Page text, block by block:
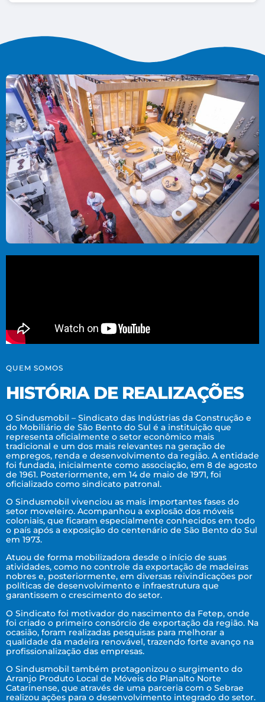
QUEM SOMOS
HISTÓRIA DE REALIZAÇÕES
O Sindusmobil – Sindicato das Indústrias da Construção e
do Mobiliário de São Bento do Sul é a instituição que
representa oficialmente o setor econômico mais
tradicional e um dos mais relevantes na geração de
empregos, renda e desenvolvimento da região. A entidade
foi fundada, inicialmente como associação, em 8 de agosto
de 1961. Posteriormente, em 14 de maio de 1971, foi
oficializado como sindicato patronal.
O Sindusmobil vivenciou as mais importantes fases do
setor moveleiro. Acompanhou a explosão dos móveis
coloniais, que ficaram especialmente conhecidos em todo
o país após a exposição do centenário de São Bento do Sul
em 1973.
Atuou de forma mobilizadora desde o início de suas
atividades, como no controle da exportação de madeiras
nobres e, posteriormente, em diversas reivindicações por
políticas de desenvolvimento e infraestrutura que
garantissem o crescimento do setor.
O Sindicato foi motivador do nascimento da Fetep, onde
foi criado o primeiro consórcio de exportação da região. Na
ocasião, foram realizadas pesquisas para melhorar a
qualidade da madeira renovável, trazendo forte avanço na
profissionalização das empresas.
O Sindusmobil também protagonizou o surgimento do
Arranjo Produto Local de Móveis do Planalto Norte
Catarinense, que através de uma parceria com o Sebrae
realizou ações para o desenvolvimento integrado do setor.